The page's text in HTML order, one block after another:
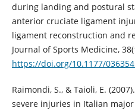
during landing and postural
anterior cruciate ligament
ligament reconstruction and
Journal of Sports Medicine,
https://doi.org/10.1177/
Raimondi, S., & Taioli, E.
severe injuries in Italian